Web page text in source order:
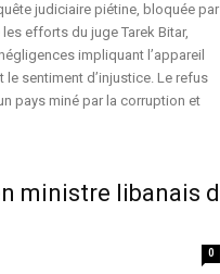
judiciaire piétine, bloquée par
efforts du juge Tarek Bitar,
impliquant l’appareil
sentiment d’injustice. Le refus
pays miné par la corruption et
ministre libanais d
0